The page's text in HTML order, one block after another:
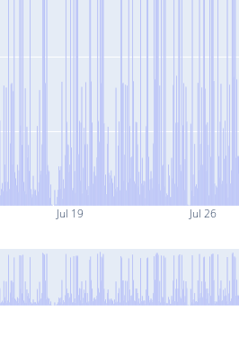
Jul 19 Jul 26